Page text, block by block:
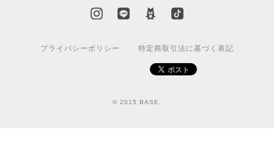
プライバシーポリシー 特定商取引法に基づく表記
© 2015 BASE.